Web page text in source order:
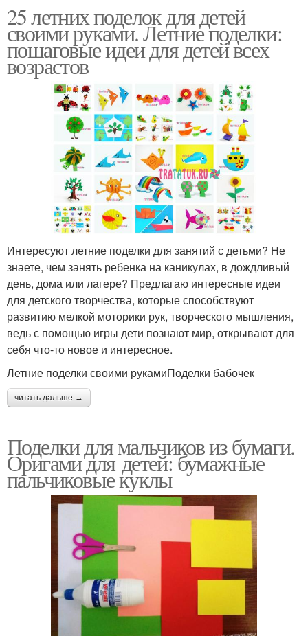
25 летних поделок для детей
своими руками. Летние поделки:
пошаговые идеи для детей всех
возрастов
Интересуют летние поделки для занятий с детьми? Не
знаете, чем занять ребенка на каникулах, в дождливый
день, дома или лагере? Предлагаю интересные идеи
для детского творчества, которые способствуют
развитию мелкой моторики рук, творческого мышления,
ведь с помощью игры дети познают мир, открывают для
себя что-то новое и интересное.
Летние поделки своими рукамиПоделки бабочек
читать дальше →
Поделки для мальчиков из бумаги.
Оригами для детей: бумажные
пальчиковые куклы